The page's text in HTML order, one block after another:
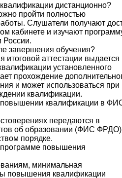
дистанционно?
пройти полностью
Слушатели получают
кабинете и изучают
России.
завершения обучения?
аттестации выдается
установленного
прохождение
и может использоваться при
квалификации.
повышении квалификации в
передаются в
об образовании (ФИС
порядке.
повышения
минимальная
повышения квалификации